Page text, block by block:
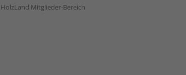
HolzLand Mitglieder-Bereich